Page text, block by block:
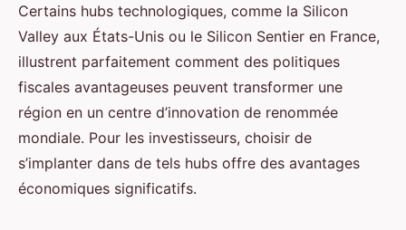
Certains hubs technologiques, comme la Silicon
Valley aux États-Unis ou le Silicon Sentier en France,
illustrent parfaitement comment des politiques
fiscales avantageuses peuvent transformer une
région en un centre d’innovation de renommée
mondiale. Pour les investisseurs, choisir de
s’implanter dans de tels hubs offre des avantages
économiques significatifs.